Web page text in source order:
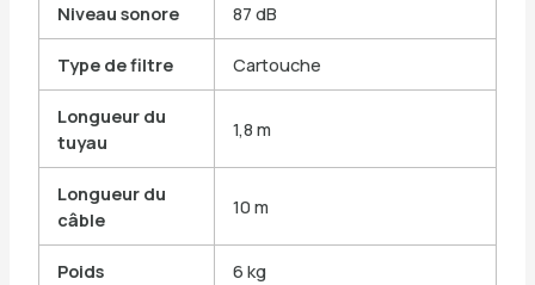
Niveau sonore 87 dB
Type de filtre Cartouche
Longueur du
tuyau
1,8 m
Longueur du
câble
10 m
Poids 6 kg